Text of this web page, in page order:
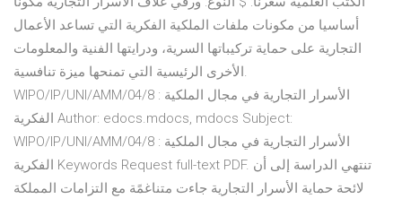
أساسيا من مكونات ملفات الملكية الفكرية التي تساعد الأعمال
التجارية على حماية تركيباتها السرية، ودرايتها الفنية والمعلومات
الأخرى الرئيسية التي تمنحها ميزة تنافسية.
WIPO/IP/UNI/AMM/04/8 : الأسرار التجارية في مجال الملكية
الفكرية Author: edocs.mdocs, mdocs Subject:
WIPO/IP/UNI/AMM/04/8 : الأسرار التجارية في مجال الملكية
الفكرية Keywords Request full-text PDF. تنتهي الدراسة إلى أن
لائحة حماية الأسرار التجارية جاءت متناغمًة مع التزامات المملكة